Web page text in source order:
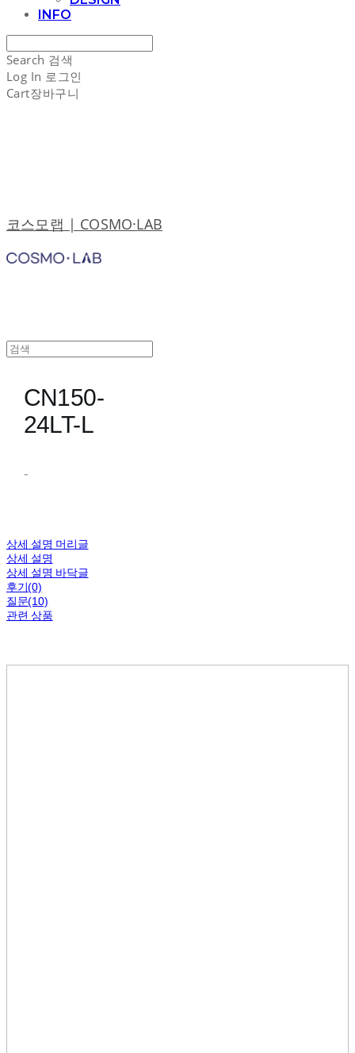
INFO
Search 검색
Log In 로그인
Cart장바구니
코스모랩 | COSMO·LAB
CN150-
24LT-L
-
상세 설명 머리글
상세 설명
상세 설명 바닥글
후기(0)
질문(10)
관련 상품